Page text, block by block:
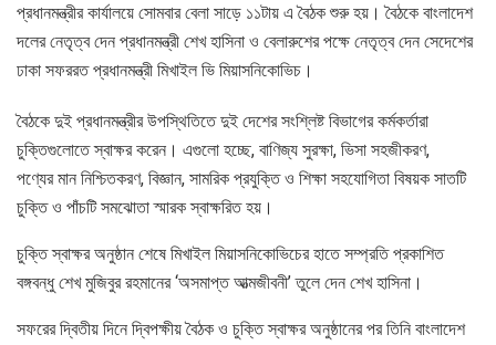
প্রধানমন্ত্রীর কার্যালয়ে সোমবার বেলা সাড়ে ১১টায় এ বৈঠক শুরু হয়। বৈঠকে বাংলাদেশ
দলের নেতৃত্ব দেন প্রধানমন্ত্রী শেখ হাসিনা ও বেলারুশের পক্ষে নেতৃত্ব দেন সেদেশের
ঢাকা সফররত প্রধানমন্ত্রী মিখাইল ভি মিয়াসনিকোভিচ।
বৈঠকে দুই প্রধানমন্ত্রীর উপস্থিতিতে দুই দেশের সংশ্লিষ্ট বিভাগের কর্মকর্তারা
চুক্তিগুলোতে স্বাক্ষর করেন। এগুলো হচ্ছে, বাণিজ্য সুরক্ষা, ভিসা সহজীকরণ,
পণ্যের মান নিশ্চিতকরণ, বিজ্ঞান, সামরিক প্রযুক্তি ও শিক্ষা সহযোগিতা বিষয়ক সাতটি
চুক্তি ও পাঁচটি সমঝোতা স্মারক স্বাক্ষরিত হয়।
চুক্তি স্বাক্ষর অনুষ্ঠান শেষে মিখাইল মিয়াসনিকোভিচের হাতে সম্প্রতি প্রকাশিত
বঙ্গবন্ধু শেখ মুজিবুর রহমানের ‘অসমাপ্ত আত্মজীবনী’ তুলে দেন শেখ হাসিনা।
সফরের দ্বিতীয় দিনে দ্বিপক্ষীয় বৈঠক ও চুক্তি স্বাক্ষর অনুষ্ঠানের পর তিনি বাংলাদেশ